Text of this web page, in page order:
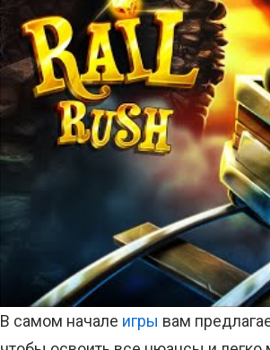
В самом начале игры вам